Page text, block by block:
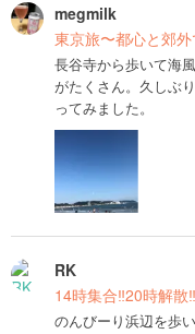
megmilk
東京旅〜都心と郊
長谷寺から歩いて海
がたくさん。久しぶ
ってみました。
RK
14時集合‼︎20時解散
のんびーり浜辺を歩